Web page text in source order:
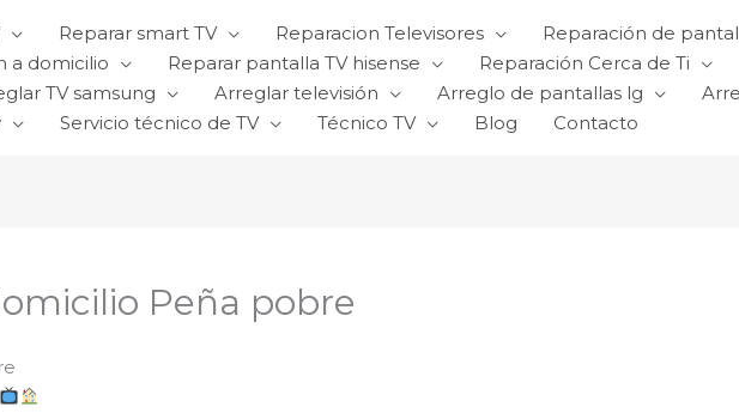
Reparar smart TV Reparacion Televisores
Reparación de
a domicilio
Reparar pantalla TV hisense Reparación Cerca de Ti
TV samsung Arreglar televisión Arreglo de pantallas lg
Servicio técnico de TV Técnico TV Blog Contacto
Peña pobre